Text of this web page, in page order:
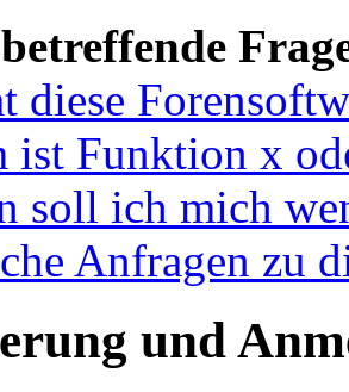
diese
ist Funktion x
soll ich mich
Anfragen zu
und